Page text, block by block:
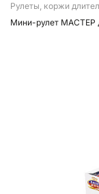
Рулеты, коржи